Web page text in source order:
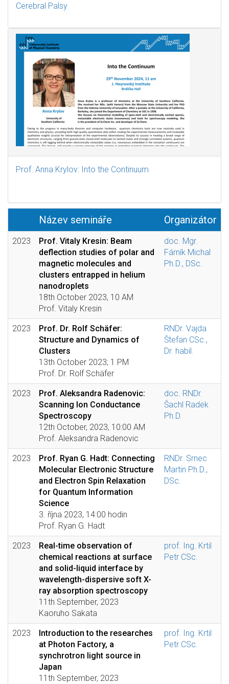
Cerebral Palsy
Prof. Anna Krylov: Into the Continuum
Název semináře Organizátor
2023
Prof. Vitaly Kresin: Beam
deflection studies of polar and
magnetic molecules and
clusters entrapped in helium
nanodroplets
18th October 2023, 10 AM
Prof. Vitaly Kresin
doc. Mgr.
Fárník Michal
Ph.D., DSc.
2023
Prof. Dr. Rolf Schäfer:
Structure and Dynamics of
Clusters
13th October 2023; 1 PM
Prof. Dr. Rolf Schäfer
RNDr. Vajda
Štefan CSc.,
Dr. habil.
2023
Prof. Aleksandra Radenovic:
Scanning Ion Conductance
Spectroscopy
12th October, 2023, 10:00 AM
Prof. Aleksandra Radenovic
doc. RNDr.
Šachl Radek
Ph.D.
2023
Prof. Ryan G. Hadt: Connecting
Molecular Electronic Structure
and Electron Spin Relaxation
for Quantum Information
Science
3. října 2023, 14:00 hodin
Prof. Ryan G. Hadt
RNDr. Srnec
Martin Ph.D.,
DSc.
2023
Real-time observation of
chemical reactions at surface
and solid-liquid interface by
wavelength-dispersive soft X-
ray absorption spectroscopy
11th September, 2023
Kaoruho Sakata
prof. Ing. Krtil
Petr CSc.
2023
Introduction to the researches
at Photon Factory, a
synchrotron light source in
Japan
11th September, 2023
prof. Ing. Krtil
Petr CSc.